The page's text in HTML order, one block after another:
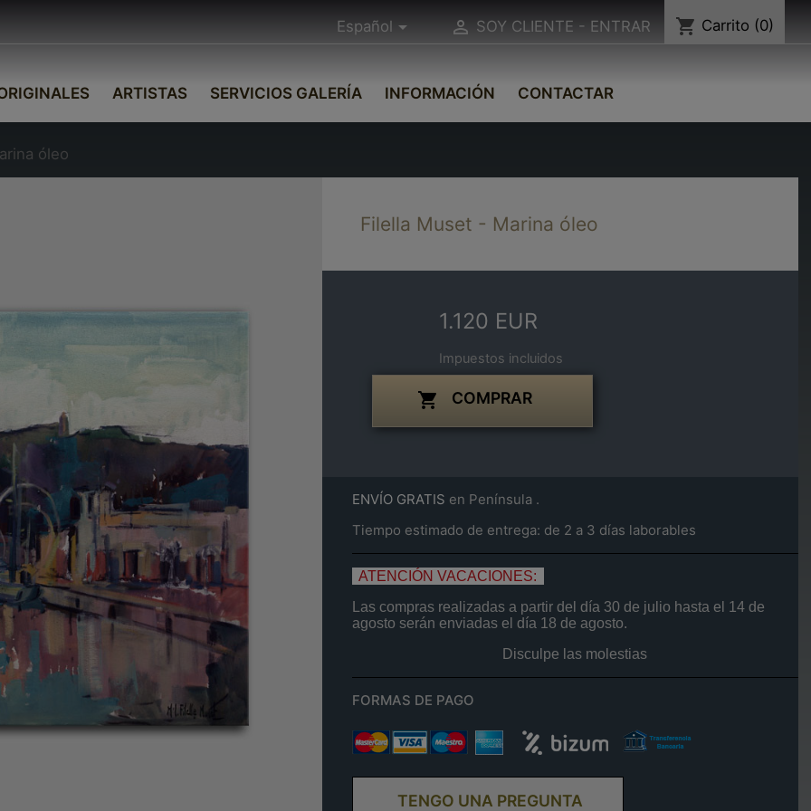
Español  SOY CLIENTE - ENTRAR shopping_cart Carrito (0)
ARTISTAS SERVICIOS GALERÍA INFORMACIÓN CONTACTAR
óleo
Filella Muset - Marina óleo
1.120 EUR
Impuestos incluidos
 COMPRAR
ENVÍO GRATIS en Península .
Tiempo estimado de entrega: de 2 a 3 días laborables
ATENCIÓN VACACIONES:
Las compras realizadas a partir del día 30 de julio hasta el 14de
agosto serán enviadas el día 18 de agosto.
Disculpe las molestias
FORMAS DE PAGO
TENGO UNA PREGUNTA